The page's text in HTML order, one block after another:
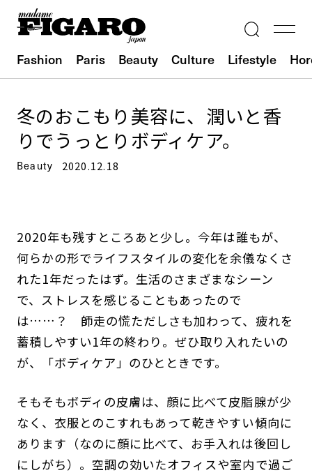
Fashion Paris Beauty Culture Lifestyle
冬のおこもり美容に、潤いと香
りでうっとりボディケア。
Beauty 2020.12.18
2020年も残すところあと少し。今年は誰もが、
何らかの形でライフスタイルの変化を余儀なくさ
れた1年だったはず。生活のさまざまなシーン
で、ストレスを感じることもあったので
は……？ 師走の慌ただしさも加わって、疲れを
蓄積しやすい1年の終わり。ぜひ取り入れたいの
が、「ボディケア」のひとときです。
そもそもボディの皮膚は、顔に比べて皮脂腺が少
なく、衣服とのこすれもあって乾きやすい傾向に
あります（なのに顔に比べて、お手入れは後回し
にしがち）。空調の効いたオフィスや室内で過ご